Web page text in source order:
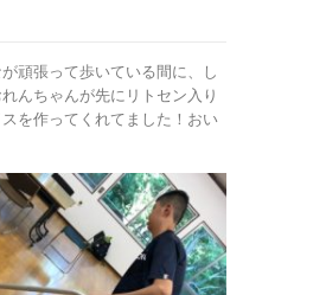
頑張って歩いている間に、し
んちゃんが先にリトセン入り
を作ってくれてました！おい